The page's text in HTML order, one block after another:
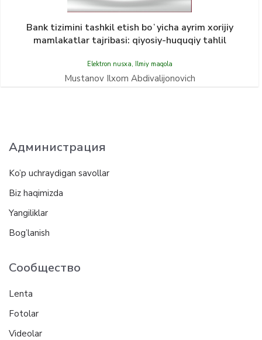
Bank tizimini tashkil etish boʻyicha ayrim xorijiy
mamlakatlar tajribasi: qiyosiy-huquqiy tahlil
Elektron nusxa, Ilmiy maqola
Mustanov Ilxom Abdivalijonovich
Администрация
Ko’p uchraydigan savollar
Biz haqimizda
Yangiliklar
Bog’lanish
Сообщество
Lenta
Fotolar
Videolar